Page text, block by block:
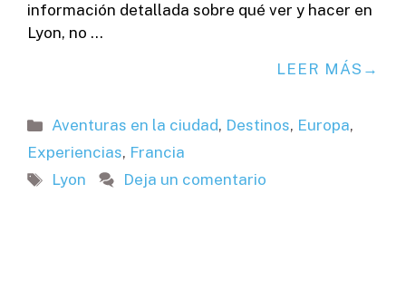
información detallada sobre qué ver y hacer en
Lyon, no …
LEER MÁS
Categorías
Aventuras en la ciudad, Destinos, Europa,
Experiencias, Francia
Etiquetas
Lyon Deja un comentario